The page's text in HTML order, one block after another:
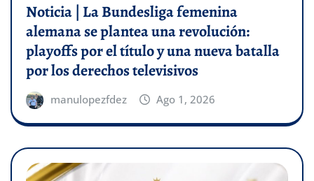
Noticia | La Bundesliga femenina
alemana se plantea una revolución:
playoffs por el título y una nueva batalla
por los derechos televisivos
manulopezfdez Ago 1, 2026